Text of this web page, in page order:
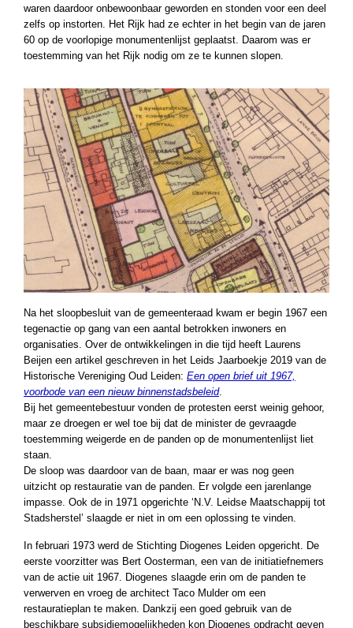
waren daardoor onbewoonbaar geworden en stonden voor een deel
zelfs op instorten. Het Rijk had ze echter in het begin van de jaren
60 op de voorlopige monumentenlijst geplaatst. Daarom was er
toestemming van het Rijk nodig om ze te kunnen slopen.
Na het sloopbesluit van de gemeenteraad kwam er begin 1967 een
tegenactie op gang van een aantal betrokken inwoners en
organisaties. Over de ontwikkelingen in die tijd heeft Laurens
Beijen een artikel geschreven in het Leids Jaarboekje 2019 van de
Historische Vereniging Oud Leiden: Een open brief uit 1967,
voorbode van een nieuw binnenstadsbeleid.
Bij het gemeentebestuur vonden de protesten eerst weinig gehoor,
maar ze droegen er wel toe bij dat de minister de gevraagde
toestemming weigerde en de panden op de monumentenlijst liet
staan.
De sloop was daardoor van de baan, maar er was nog geen
uitzicht op restauratie van de panden. Er volgde een jarenlange
impasse. Ook de in 1971 opgerichte ‘N.V. Leidse Maatschappij tot
Stadsherstel’ slaagde er niet in om een oplossing te vinden.
In februari 1973 werd de Stichting Diogenes Leiden opgericht. De
eerste voorzitter was Bert Oosterman, een van de initiatiefnemers
van de actie uit 1967. Diogenes slaagde erin om de panden te
verwerven en vroeg de architect Taco Mulder om een
restauratieplan te maken. Dankzij een goed gebruik van de
beschikbare subsidiemogelijkheden kon Diogenes opdracht geven